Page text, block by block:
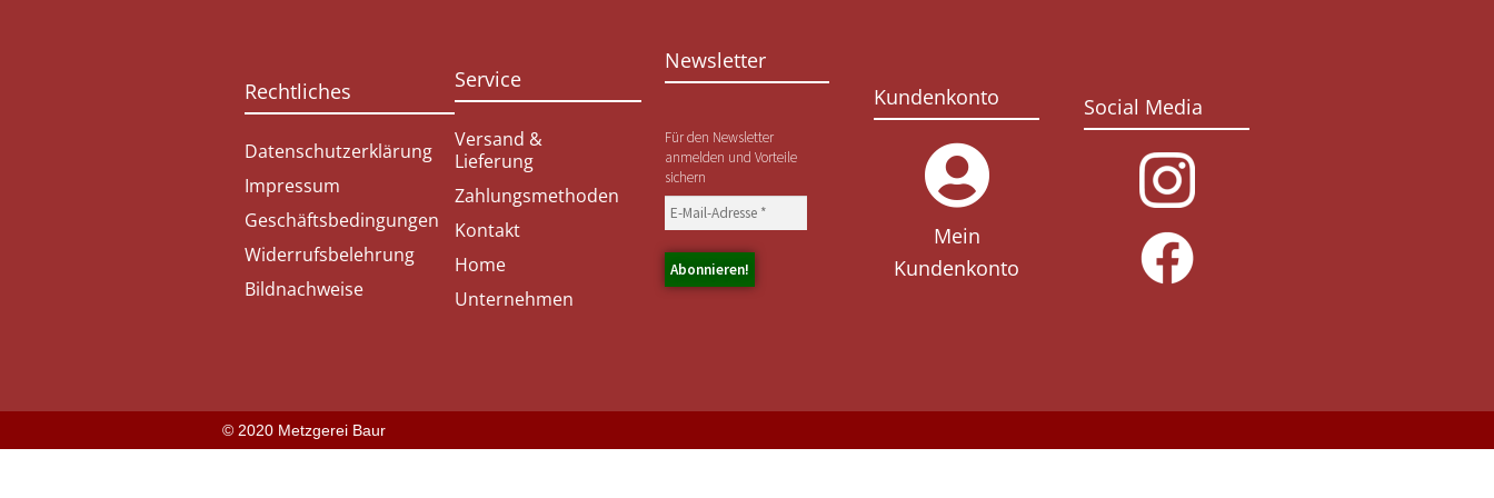
Rechtliches
Datenschutzerklärung
Impressum
Geschäftsbedingungen
Widerrufsbelehrung
Bildnachweise
Service
Versand &
Lieferung
Zahlungsmethoden
Kontakt
Home
Unternehmen
Newsletter
Für den Newsletter
anmelden und Vorteile
sichern
Kundenkonto
Mein
Kundenkonto
Social Media
© 2020 Metzgerei Baur